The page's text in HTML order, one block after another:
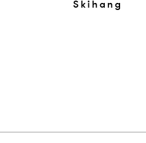
Skihang